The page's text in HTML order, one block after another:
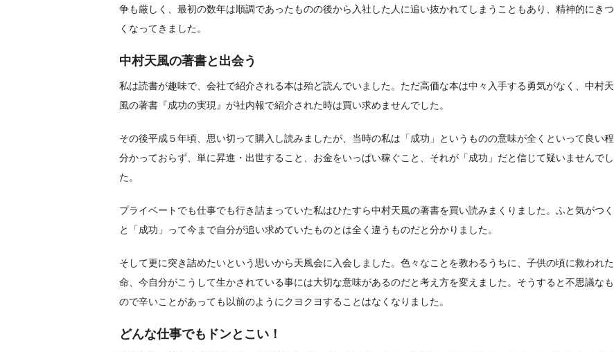
争も厳しく、最初の数年は順調であったものの後から入社した人に追い抜かれてしまうこともあり、精神的にきつ
くなってきました。
中村天風の著書と出会う
私は読書が趣味で、会社で紹介される本は殆ど読んでいました。ただ高価な本は中々入手する勇気がなく、中村天
風の著書『成功の実現』が社内報で紹介された時は買い求めませんでした。
その後平成５年頃、思い切って購入し読みましたが、当時の私は「成功」というものの意味が全くといって良い程
分かっておらず、単に昇進・出世すること、お金をいっぱい稼ぐこと、それが「成功」だと信じて疑いませんでし
た。
プライベートでも仕事でも行き詰まっていた私はひたすら中村天風の著書を買い読みまくりました。ふと気がつく
と「成功」って今まで自分が追い求めていたものとは全く違うものだと分かりました。
そして更に突き詰めたいという思いから天風会に入会しました。色々なことを教わるうちに、子供の頃に救われた
命、今自分がこうして生かされている事には大切な意味があるのだと考え方を変えました。そうすると不思議なも
ので辛いことがあっても以前のようにクヨクヨすることはなくなりました。
どんな仕事でもドンとこい！